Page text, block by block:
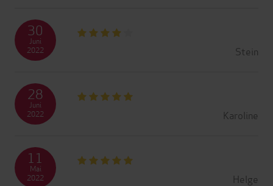
Stein
30
Juni
2022
Karoline
28
Juni
2022
Helge
11
Mai
2022